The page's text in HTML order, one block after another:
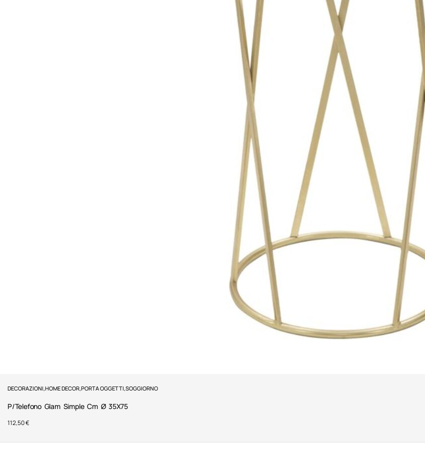
DECORAZIONI,HOME DECOR,PORTA OGGETTI,SOGGIORNO
P/Telefono Glam Simple Cm Ø 35X75
112,50€